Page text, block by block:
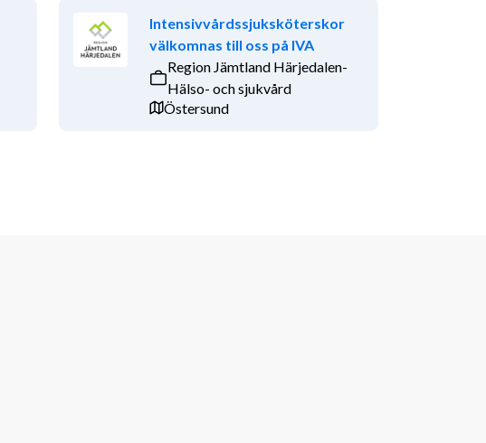
Intensivvårdssjuksköterskor
välkomnas till oss på IVA
Region Jämtland Härjedalen-
Hälso- och sjukvård
Östersund